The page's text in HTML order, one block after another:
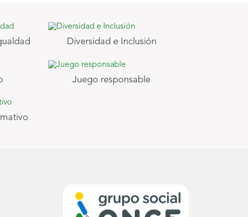
Diversidad e Inclusión
Juego responsable